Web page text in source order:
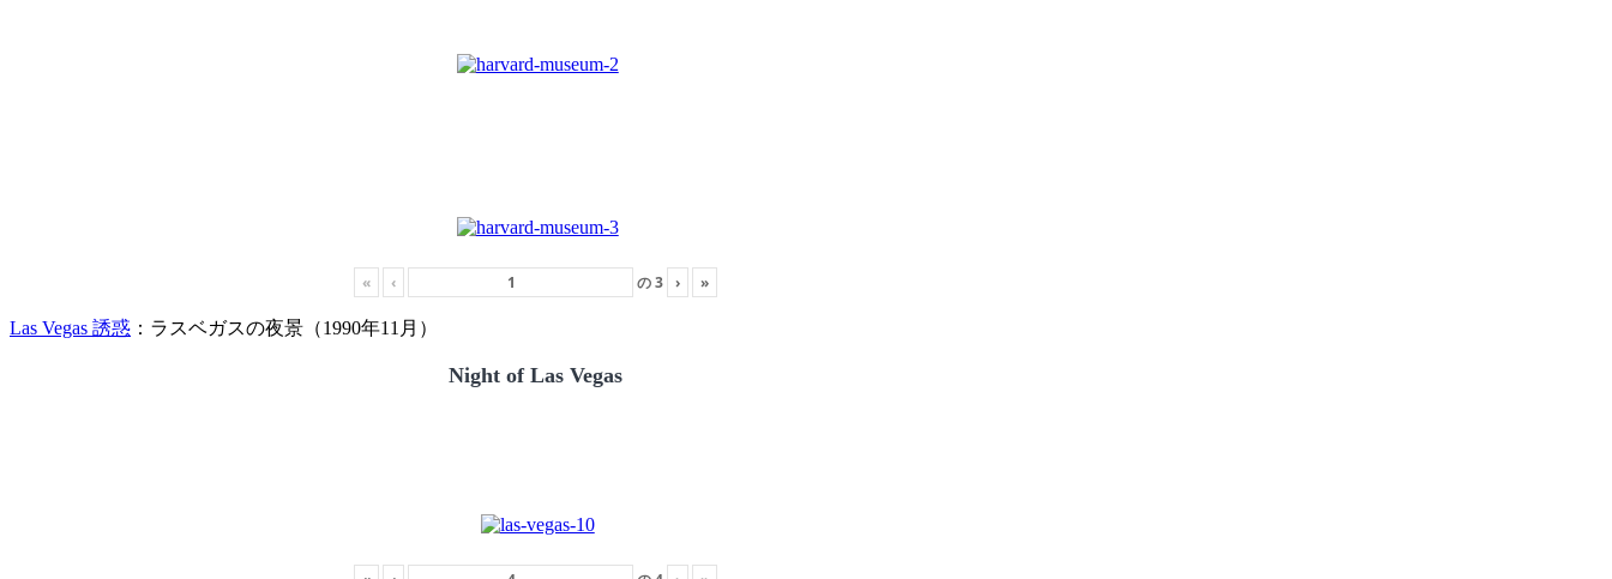
« ‹ の3 › »
Las Vegas 誘惑 ：ラスベガスの夜景（1990年11月）
Night of Las Vegas